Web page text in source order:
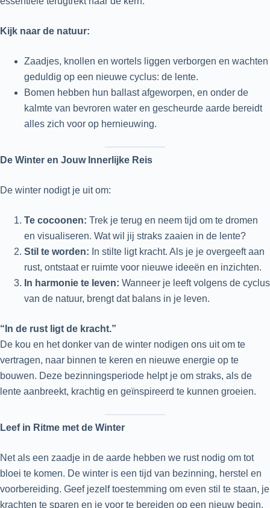
Kijk naar de natuur:
Zaadjes, knollen en wortels liggen verborgen en wachten
geduldig op een nieuwe cyclus: de lente.
Bomen hebben hun ballast afgeworpen, en onder de
kalmte van bevroren water en gescheurde aarde bereidt
alles zich voor op hernieuwing.
De Winter en Jouw Innerlijke Reis
De winter nodigt je uit om:
Te cocoonen: Trek je terug en neem tijd om te dromen
en visualiseren. Wat wil jij straks zaaien in de lente?
Stil te worden: In stilte ligt kracht. Als je je overgeeft aan
rust, ontstaat er ruimte voor nieuwe ideeën en inzichten.
In harmonie te leven: Wanneer je leeft volgens de cyclus
van de natuur, brengt dat balans in je leven.
“In de rust ligt de kracht.”
De kou en het donker van de winter nodigen ons uit om te
vertragen, naar binnen te keren en nieuwe energie op te
bouwen. Deze bezinningsperiode helpt je om straks, als de
lente aanbreekt, krachtig en geïnspireerd te kunnen groeien.
Leef in Ritme met de Winter
Net als een zaadje in de aarde hebben we rust nodig om tot
bloei te komen. De winter is een tijd van bezinning, herstel en
voorbereiding. Geef jezelf toestemming om even stil te staan, je
krachten te sparen en je voor te bereiden op een nieuw begin.